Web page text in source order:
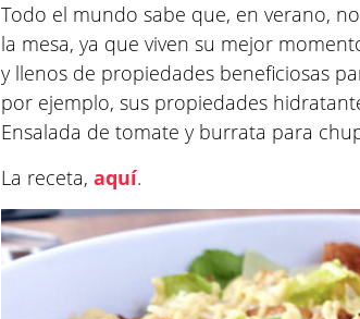
Todo el mundo sabe que, en verano,
la mesa, ya que viven su mejor
y llenos de propiedades beneficiosas
por ejemplo, sus propiedades
Ensalada de tomate y burrata para
La receta,aquí.